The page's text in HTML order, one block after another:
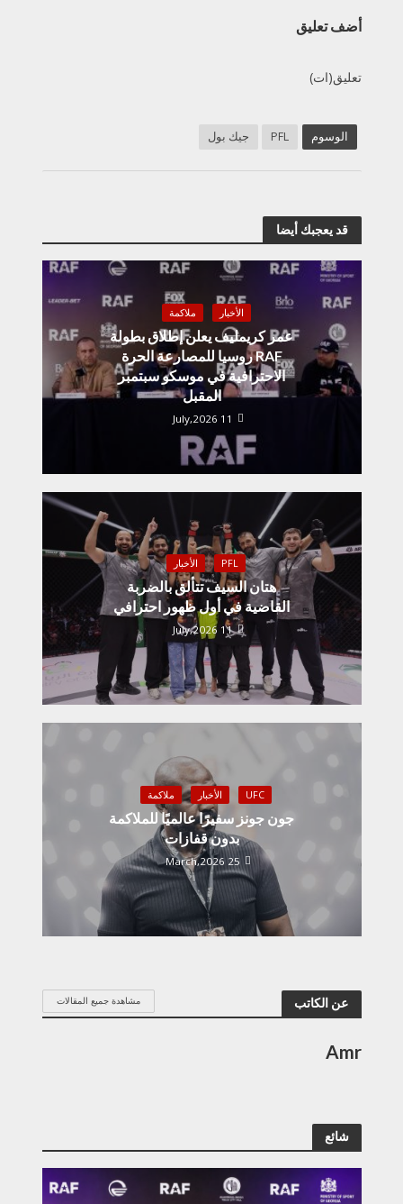
أضف تعليق
تعليق(ات)
الوسوم PFL جيك بول
قد يعجبك أيضا
الأخبار ملاكمة
عمر كريمليف يعلن إطلاق بطولة
RAF روسيا للمصارعة الحرة
الاحترافية في موسكو سبتمبر
المقبل
11 July,2026
PFL الأخبار
هتان السيف تتألق بالضربة
القاضية في أول ظهور احترافي
11 July,2026
UFC الأخبار ملاكمة
جون جونز سفيرًا عالميًا للملاكمة
بدون قفازات
25 March,2026
عن الكاتب مشاهدة جميع المقالات
Amr
شائع